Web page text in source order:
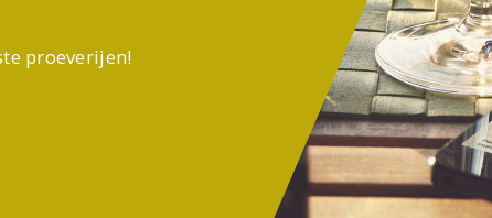
proeverijen!